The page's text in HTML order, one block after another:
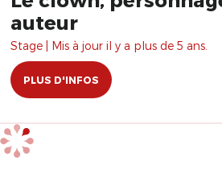
auteur
Stage | Mis à jour il y a plus de 5 ans.
PLUS D'INFOS